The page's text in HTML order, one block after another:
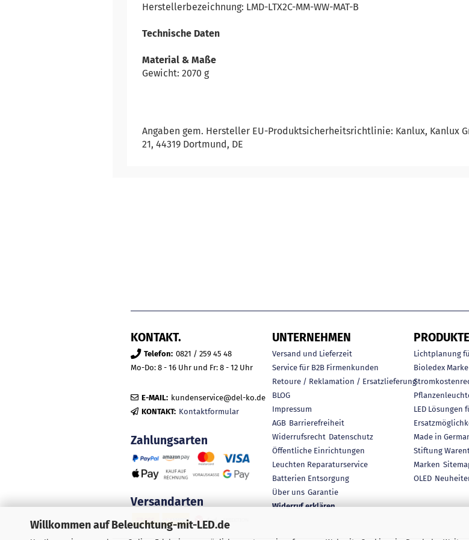
Willkommen auf Beleuchtung-mit-LED.de
Herstellerbezeichnung: LMD-LTX2C-MM-WW-MAT-B
Technische Daten
Material & Maße
Gewicht: 2070 g
Angaben gem. Hersteller EU-Produktsicherheitsrichtlinie: Kanlux, Kanlux
21, 44319 Dortmund, DE
KONTAKT.
Telefon: 0821 / 259 45 48
Mo-Do: 8 - 16 Uhr und Fr: 8 - 12 Uhr
E-MAIL: kundenservice@del-ko.de
KONTAKT: Kontaktformular
Zahlungsarten
Versandarten
UNTERNEHMEN
Versand und Lieferzeit
Service für B2B Firmenkunden
Retoure / Reklamation / Ersatzlieferung
BLOG
Impressum
AGB Barrierefreiheit
Widerrufsrecht Datenschutz
Öffentliche Einrichtungen
Leuchten Reparaturservice
Batterien Entsorgung
Über uns Garantie
Widerruf erklären
PRODUKTE
Lichtplanung
Bioledex
LED Lösungen
Made in
Stiftung
Marken
OLED